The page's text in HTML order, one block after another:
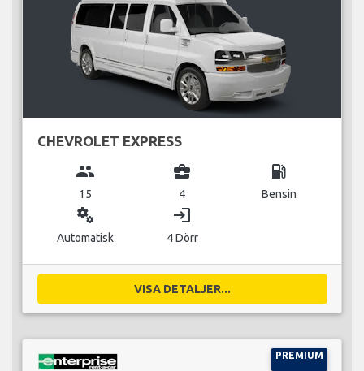
CHEVROLET EXPRESS
group
15
business_center
4
local_gas_station
Bensin
miscellaneous_services
Automatisk
login
4 Dörr
VISA DETALJER...
PREMIUM